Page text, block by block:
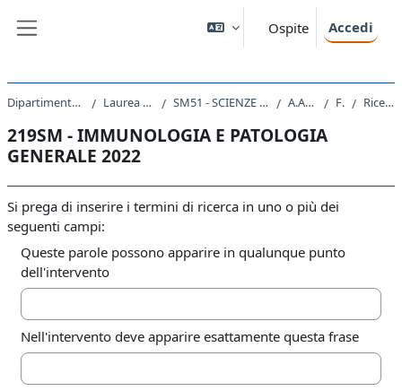
Ospite Accedi
Dipartimento di Scienze della Vita Laurea triennale (DM270) SM51 - SCIENZE E TECNOLOGIE BIOLOGICHE A.A. 2022 - 2023 Forum Ricerca avanzata
219SM - IMMUNOLOGIA E PATOLOGIA
GENERALE 2022
Si prega di inserire i termini di ricerca in uno o più dei
seguenti campi:
Queste parole possono apparire in qualunque punto
dell'intervento
Nell'intervento deve apparire esattamente questa frase